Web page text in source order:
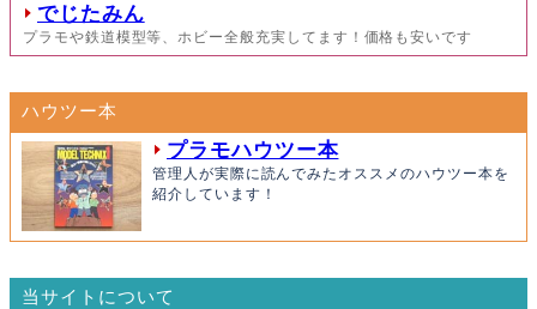
でじたみん
プラモや鉄道模型等、ホビー全般充実してます！価格も安いです
ハウツー本
プラモハウツー本
管理人が実際に読んでみたオススメのハウツー本を
紹介しています！
当サイトについて